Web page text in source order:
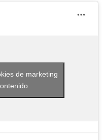
de marketing